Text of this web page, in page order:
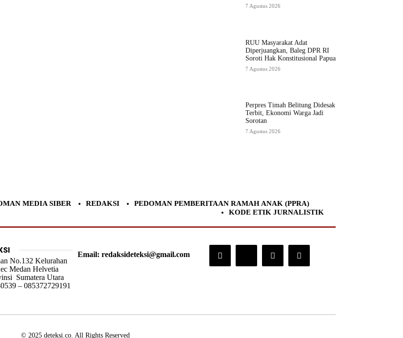
7 Agustus 2026
RUU Masyarakat Adat
Diperjuangkan, Baleg DPR RI
Soroti Hak Konstitusional Papua
7 Agustus 2026
Perpres Timah Belitung Didesak
Terbit, Ekonomi Warga Jadi
Sorotan
7 Agustus 2026
MEDIA SIBER REDAKSI
PEDOMAN PEMBERITAAN RAMAH ANAK (PPRA)
KODE ETIK JURNALISTIK
No.132 Kelurahan
Medan Helvetia
Sumatera Utara
– 085372729191
Email: redaksideteksi@gmail.com
© 2025 deteksi.co. All Rights Reserved